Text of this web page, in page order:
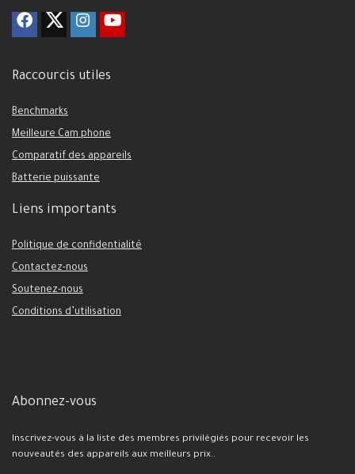
Raccourcis utiles
Benchmarks
Meilleure Cam phone
Comparatif des appareils
Batterie puissante
Liens importants
Politique de confidentialité
Contactez-nous
Soutenez-nous
Conditions d’utilisation
Abonnez-vous
Inscrivez-vous à la liste des membres privilégiés pour recevoir les
nouveautés des appareils aux meilleurs prix..